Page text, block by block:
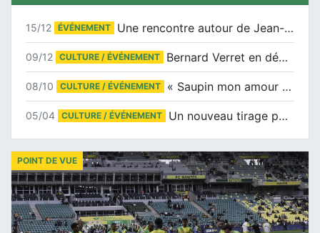
15/12 ÉVÉNEMENT Une rencontre autour de Jean-Claude Suaudeau
09/12 CULTURE / ÉVÉNEMENT Bernard Verret en dédicaces le samedi 13 décembre à l’Espace Culturel Atlantis
08/10 CULTURE / ÉVÉNEMENT « Saupin mon amour » au salon du livre de Trentemoult
05/04 CULTURE / ÉVÉNEMENT Un nouveau tirage pour le Docu-BD
POINT DE VUE